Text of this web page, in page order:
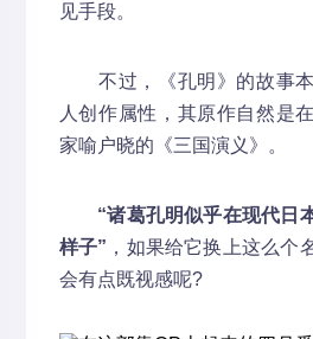
见手段。
不过，《孔明》的故事本
人创作属性，其原作自然是
家喻户晓的《三国演义》。
“诸葛孔明似乎在现代日
样子” ，如果给它换上这么个
会有点既视感呢?